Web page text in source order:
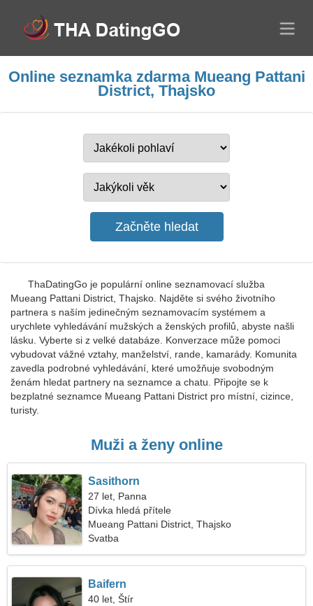
Online seznamka zdarma Mueang Pattani
District, Thajsko
ThaDatingGo je populární online seznamovací služba
Mueang Pattani District, Thajsko. Najděte si svého životního
partnera s naším jedinečným seznamovacím systémem a
urychlete vyhledávání mužských a ženských profilů, abyste našli
lásku. Vyberte si z velké databáze. Konverzace může pomoci
vybudovat vážné vztahy, manželství, rande, kamarády. Komunita
zavedla podrobné vyhledávání, které umožňuje svobodným
ženám hledat partnery na seznamce a chatu. Připojte se k
bezplatné seznamce Mueang Pattani District pro místní, cizince,
turisty.
Muži a ženy online
Sasithorn
27 let, Panna
Dívka hledá přítele
Mueang Pattani District, Thajsko
Svatba
Baifern
40 let, Štír